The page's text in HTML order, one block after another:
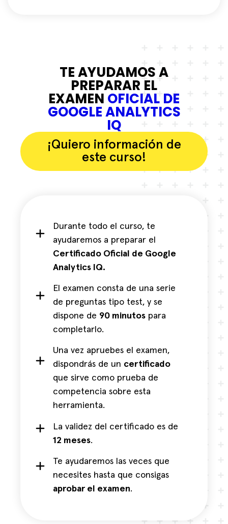
TE AYUDAMOS A
PREPARAR EL
EXAMEN OFICIAL DE
GOOGLE ANALYTICS
IQ
¡Quiero información de
este curso!
Durante todo el curso, te
ayudaremos a preparar el
Certificado Oficial de Google
Analytics IQ.
El examen consta de una serie
de preguntas tipo test, y se
dispone de 90 minutos para
completarlo.
Una vez apruebes el examen,
dispondrás de un certificado
que sirve como prueba de
competencia sobre esta
herramienta.
La validez del certificado es de
12 meses.
Te ayudaremos las veces que
necesites hasta que consigas
aprobar el examen.